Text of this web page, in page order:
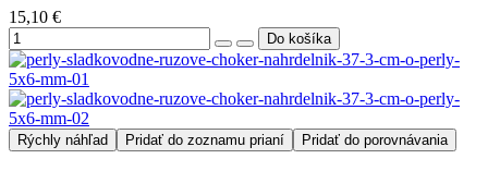
15,10 €
Rýchly náhľad Pridať do zoznamu prianí Pridať do porovnávania